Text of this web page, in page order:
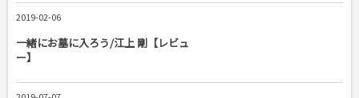
2019-02-06
一緒にお墓に入ろう/江上 剛【レビュ
ー】